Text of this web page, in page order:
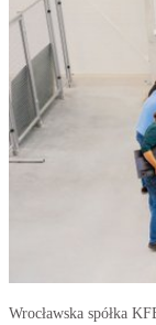
Wrocławska spółka